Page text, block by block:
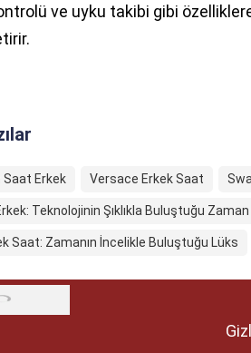
ve uyku takibi gibi
Saat Erkek Versace Erkek Saat
Teknolojinin Şıklıkla Buluştuğu Zaman
Saat: Zamanın İncelikle Buluştuğu Lüks